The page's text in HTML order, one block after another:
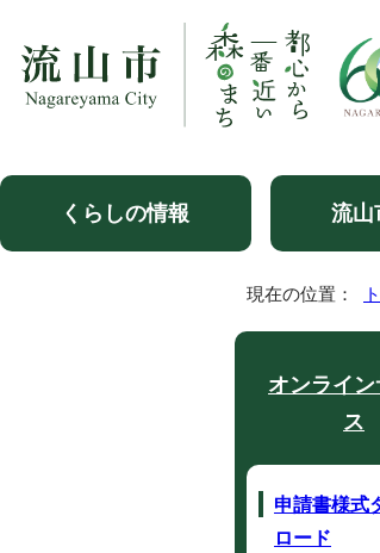
くらしの情報 流山
現在の位置：
オンライ
ス
申請書様式
ロード